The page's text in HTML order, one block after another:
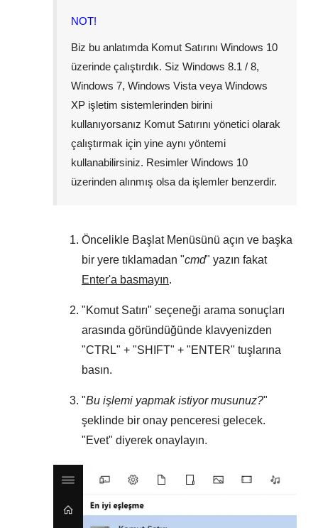
NOT!
Biz bu anlatımda Komut Satırını Windows 10
üzerinde çalıştırdık. Siz Windows 8.1 / 8,
Windows 7, Windows Vista veya Windows
XP işletim sistemlerinden birini
kullanıyorsanız Komut Satırını yönetici olarak
çalıştırmak için yine aynı yöntemi
kullanabilirsiniz. Resimler Windows 10
üzerinden alınmış olsa da işlemler benzerdir.
Öncelikle Başlat Menüsünü açın ve başka
bir yere tıklamadan "cmd" yazın fakat
Enter'a basmayın.
"Komut Satırı" seçeneği arama sonuçları
arasında göründüğünde klavyenizden
"CTRL" + "SHIFT" + "ENTER" tuşlarına
basın.
"Bu işlemi yapmak istiyor musunuz?"
şeklinde bir onay penceresi gelecek.
"Evet" diyerek onaylayın.